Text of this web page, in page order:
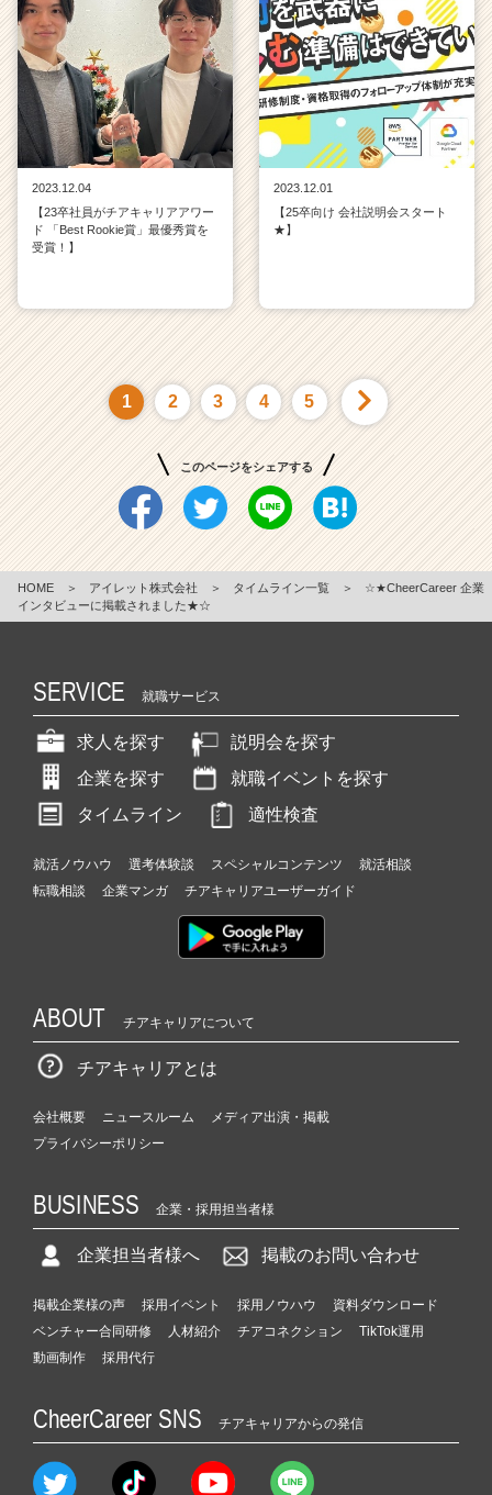
2023.12.04
【23卒社員がチアキャリアアワー
ド 「Best Rookie賞」最優秀賞を
受賞！】
2023.12.01
【25卒向け 会社説明会スタート
★】
1 2 3 4 5
このページをシェアする
HOME ＞ アイレット株式会社 ＞ タイムライン一覧 ＞
☆★CheerCareer 企業
インタビューに掲載されました★☆
SERVICE 就職サービス
求人を探す
説明会を探す
企業を探す
就職イベントを探す
タイムライン
適性検査
就活ノウハウ 選考体験談 スペシャルコンテンツ
就活相談
転職相談
企業マンガ チアキャリアユーザーガイド
ABOUT チアキャリアについて
チアキャリアとは
会社概要 ニュースルーム
メディア出演・掲載
プライバシーポリシー
BUSINESS 企業・採用担当者様
企業担当者様へ 掲載のお問い合わせ
掲載企業様の声 採用イベント 採用ノウハウ
資料ダウンロード
ベンチャー合同研修
人材紹介 チアコネクション
TikTok運用
動画制作
採用代行
CheerCareer SNS チアキャリアからの発信